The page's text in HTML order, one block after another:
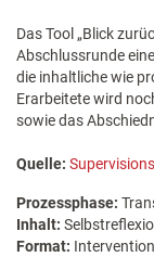
Das Tool „Blick
Abschlussrunde
die inhaltliche wie
Erarbeitete wird
sowie das
Quelle:
Prozessphase:
Inhalt:
Format: Intervention